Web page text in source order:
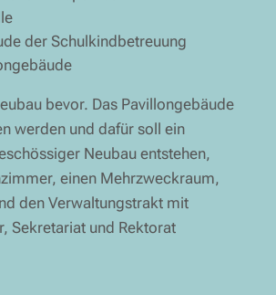
der Schulkindbetreuung
bevor. Das Pavillongebäude
werden und dafür soll ein
Neubau entstehen,
einen Mehrzweckraum,
den Verwaltungstrakt mit
Sekretariat und Rektorat